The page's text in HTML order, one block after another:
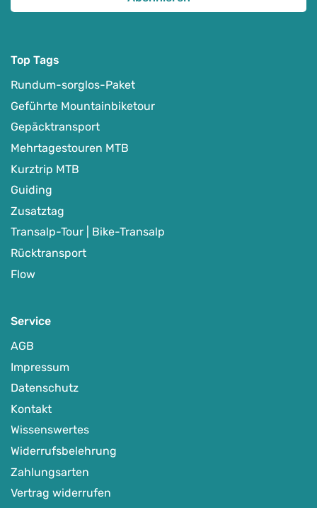
Top Tags
Rundum-sorglos-Paket
Geführte Mountainbiketour
Gepäcktransport
Mehrtagestouren MTB
Kurztrip MTB
Guiding
Zusatztag
Transalp-Tour | Bike-Transalp
Rücktransport
Flow
Service
AGB
Impressum
Datenschutz
Kontakt
Wissenswertes
Widerrufsbelehrung
Zahlungsarten
Vertrag widerrufen